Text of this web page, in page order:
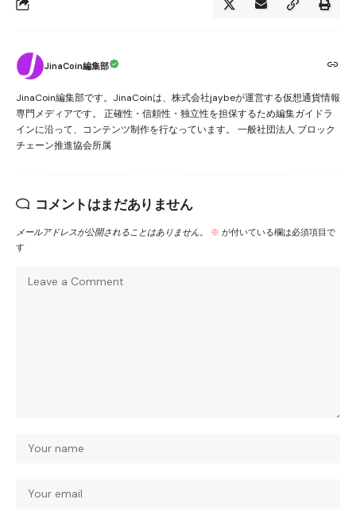
JinaCoin編集部
JinaCoin編集部です。JinaCoinは、株式会社jaybeが運営する仮想通貨情報
専門メディアです。 正確性・信頼性・独立性を担保するため編集ガイドラ
インに沿って、コンテンツ制作を行なっています。 一般社団法人 ブロック
チェーン推進協会所属
コメントはまだありません
メールアドレスが公開されることはありません。 ※ が付いている欄は必須項目で
す